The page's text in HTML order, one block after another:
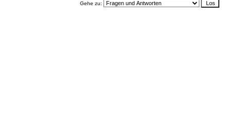
Gehe zu: